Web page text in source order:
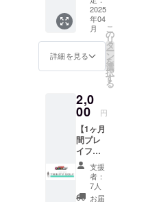
40才を過ぎ
た頃から
は、もっぱ
らゴルフに
集めて色々
な大会に参
加し、目標
に向かう充
実感を体感
してきまし
た。そんな
けトリ
ニティ
ゴルフ
のサー
ビスを
ご利用
頂けま
有効期
間：
2025年
4月2
日〜
2025年
7月31日
のラウ
ンドに
ご利用
2025
年04
月
詳細を見る
こ
の
リ
タ
ー
ン
を
選
択
す
る
2,0
00 円
【1ヶ月
間プレ
イフィ
無料＊
ラウン
ドし放
題コー
支援
者：
7人
お届